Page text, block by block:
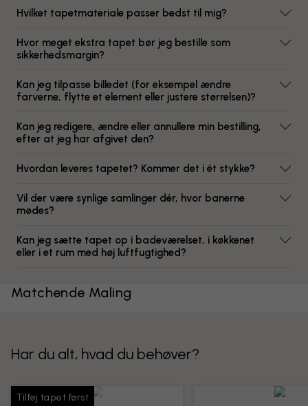
Hvilket tapetmateriale passer bedst til mig?
Hvor meget ekstra tapet bør jeg bestille som
sikkerhedsmargin?
Kan jeg tilpasse billedet (for eksempel ændre
farverne, flytte et element eller justere størrelsen)?
Kan jeg redigere, ændre eller annullere min bestilling,
efter at jeg har afgivet den?
Hvordan leveres tapetet? Kommer det i ét stykke?
Vil der være synlige samlinger dér, hvor banerne
mødes?
Kan jeg sætte tapet op i badeværelset, i køkkenet
eller i et rum med høj luftfugtighed?
Matchende Maling
Har du alt, hvad du behøver?
Tilføj tapet først